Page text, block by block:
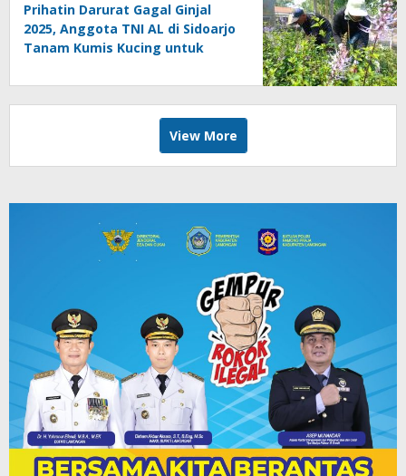
Prihatin Darurat Gagal Ginjal
2025, Anggota TNI AL di Sidoarjo
Tanam Kumis Kucing untuk
View More